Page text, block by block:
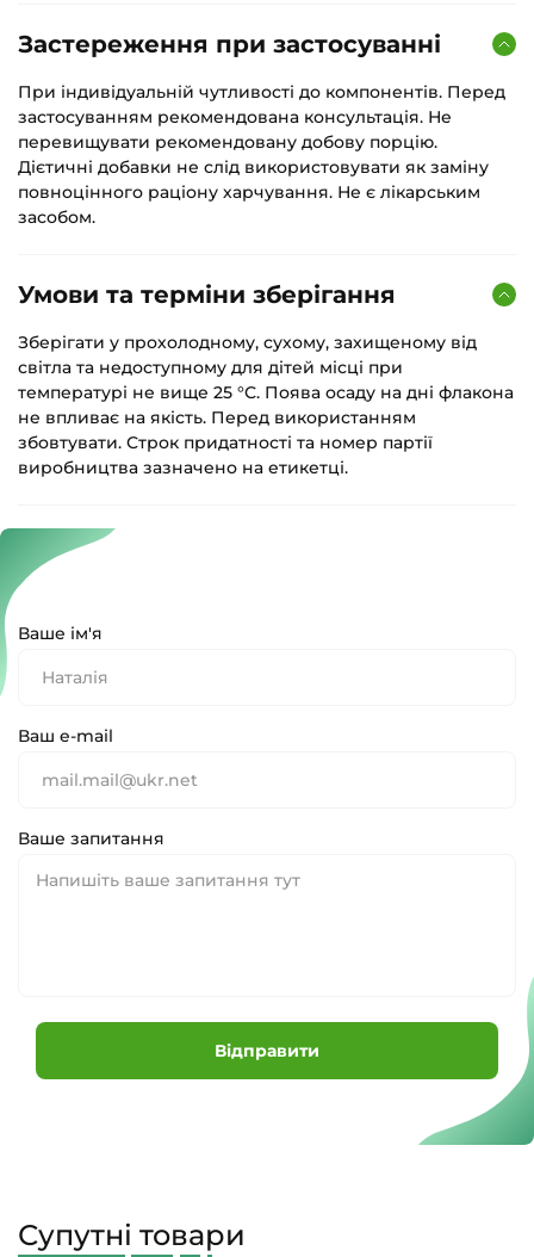
Застереження при застосуванні
При індивідуальній чутливості до компонентів. Перед
застосуванням рекомендована консультація. Не
перевищувати рекомендовану добову порцію.
Дієтичні добавки не слід використовувати як заміну
повноцінного раціону харчування. Не є лікарським
засобом.
Умови та терміни зберігання
Зберігати у прохолодному, сухому, захищеному від
світла та недоступному для дітей місці при
температурі не вище 25 °С. Поява осаду на дні флакона
не впливає на якість. Перед використанням
збовтувати. Строк придатності та номер партії
виробництва зазначено на етикетці.
Ваше ім'я
Ваш e-mail
Ваше запитання
Відправити
Супутні товари